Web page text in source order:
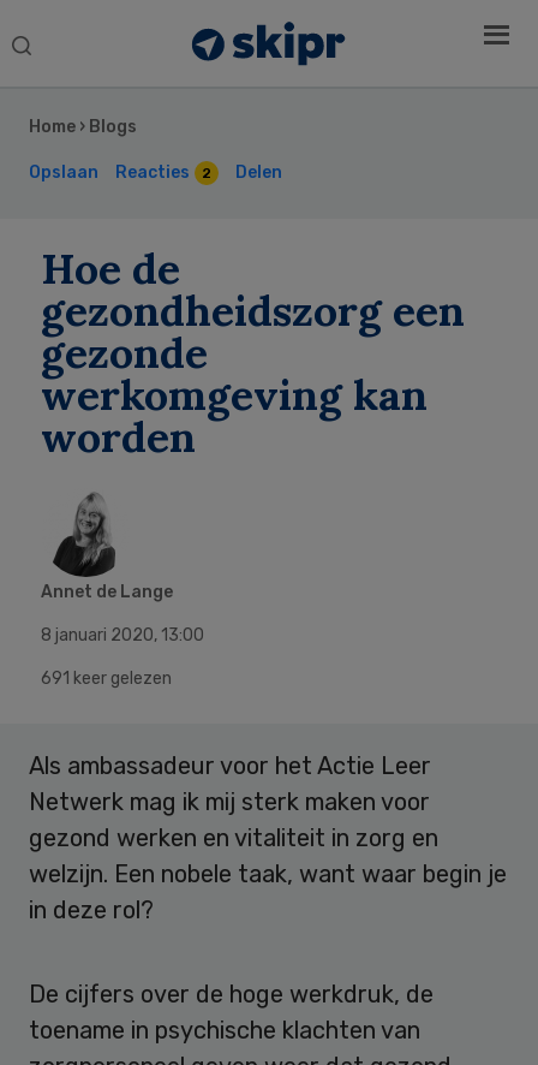
Search
Home › Blogs
Opslaan Reacties 2 Delen
Hoe de
gezondheidszorg een
gezonde
werkomgeving kan
worden
Annet de Lange
8 januari 2020, 13:00
691 keer gelezen
Als ambassadeur voor het Actie Leer
Netwerk mag ik mij sterk maken voor
gezond werken en vitaliteit in zorg en
welzijn. Een nobele taak, want waar begin je
in deze rol?
De cijfers over de hoge werkdruk, de
toename in psychische klachten van
Sidebar